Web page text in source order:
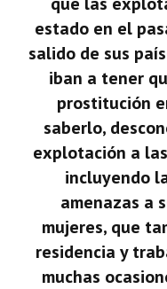
estado en el
salido de sus
iban a tener
prostitución
saberlo,
explotación a
incluyendo
amenazas a
mujeres, que
residencia y
muchas